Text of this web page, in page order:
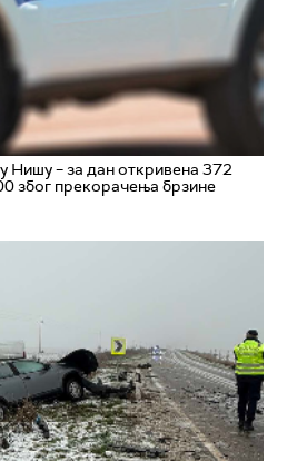
Нишу – за дан откривена 372
због прекорачења брзине